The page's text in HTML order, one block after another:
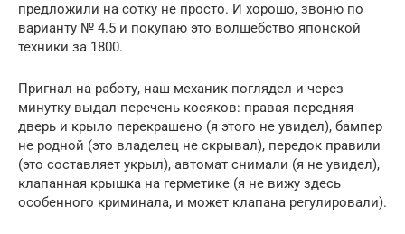
предложили на сотку не просто. И хорошо, звоню по
варианту № 4.5 и покупаю это волшебство японской
техники за 1800.
Пригнал на работу, наш механик поглядел и через
минутку выдал перечень косяков: правая передняя
дверь и крыло перекрашено (я этого не увидел), бампер
не родной (это владелец не скрывал), передок правили
(это составляет укрыл), автомат снимали (я не увидел),
клапанная крышка на герметике (я не вижу здесь
особенного криминала, и может клапана регулировали).